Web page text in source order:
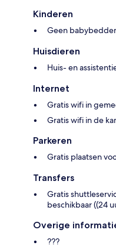
Kinderen
Geen
Huisdieren
Huis- en
Internet
Gratis wifi in
Gratis wifi in de
Parkeren
Gratis plaatsen
Transfers
Gratis
beschikbaar ((24
Overige
???